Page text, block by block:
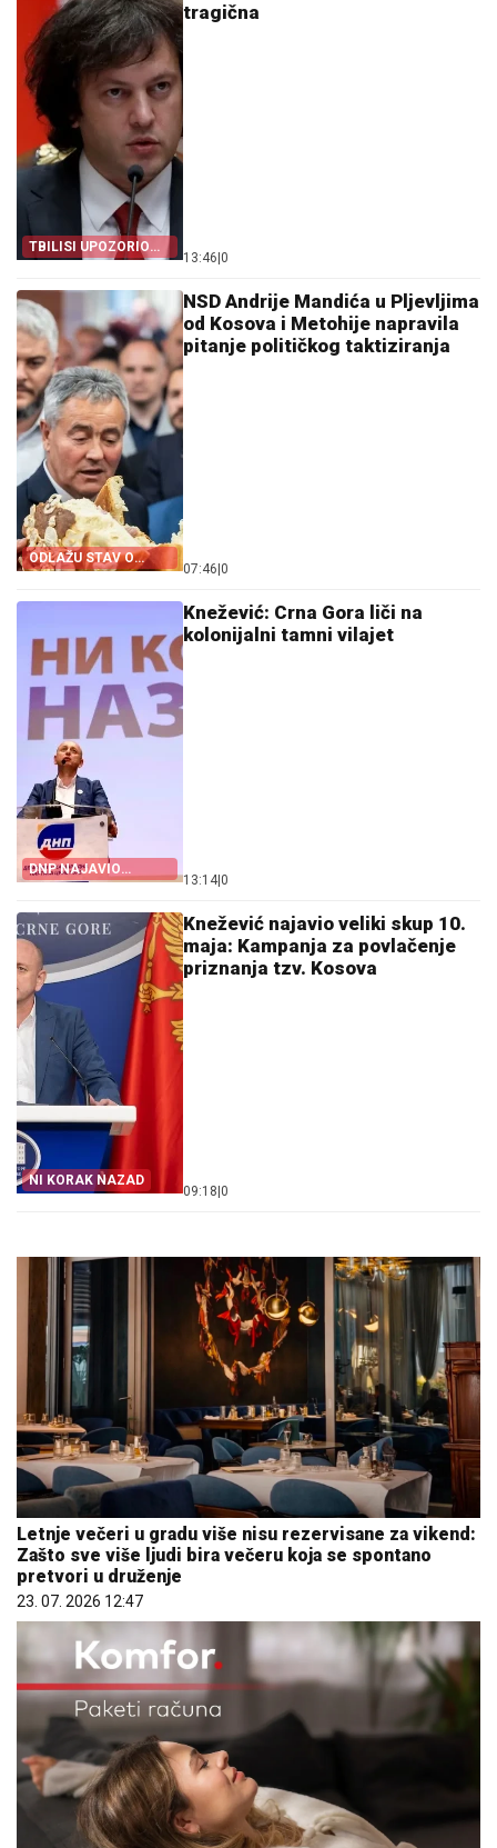
TBILISI UPOZORIO
OEBS
tragična
13:46 0
ODLAŽU STAV O
OTPRIZNAVANJU
NSD Andrije Mandića u Pljevljima
od Kosova i Metohije napravila
pitanje političkog taktiziranja
07:46 0
DNP NAJAVIO
REZOLUCIJU O KIM
Knežević: Crna Gora liči na
kolonijalni tamni vilajet
13:14 0
NI KORAK NAZAD
Knežević najavio veliki skup 10.
maja: Kampanja za povlačenje
priznanja tzv. Kosova
09:18 0
Letnje večeri u gradu više nisu rezervisane za vikend:
Zašto sve više ljudi bira večeru koja se spontano
pretvori u druženje
23. 07. 2026 12:47